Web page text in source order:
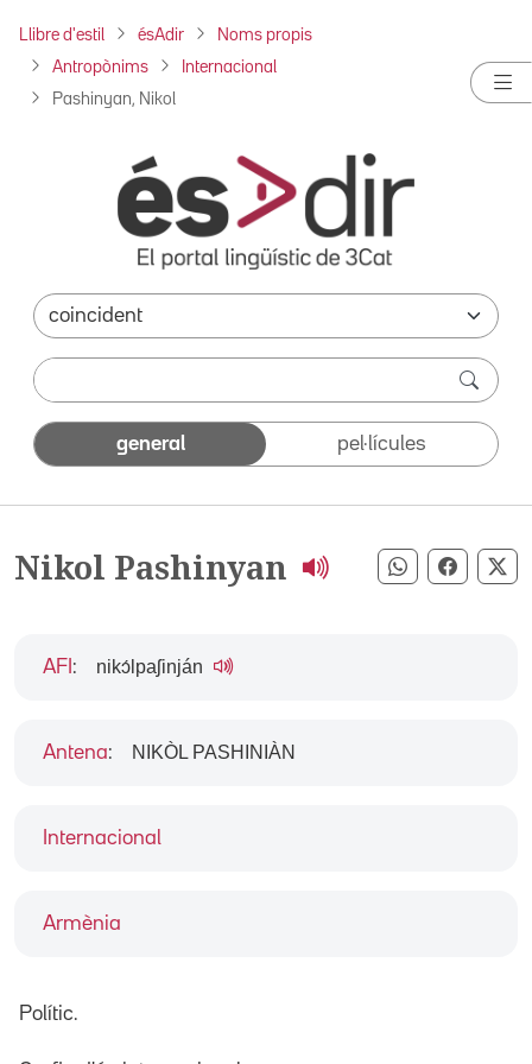
Llibre d'estil ésAdir Noms propis
Antropònims Internacional
Pashinyan, Nikol
general pel·lícules
Nikol Pashinyan Compartir
Internacional
Armènia
AFI : nikɔ́lpaʃinján
Antena: NIKÒL PASHINIÀN
Polític.